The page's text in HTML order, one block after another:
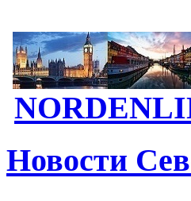
Новости